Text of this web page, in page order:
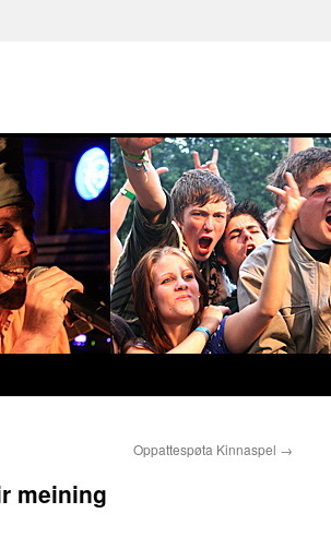
Oppattespøta Kinnaspel →
meining